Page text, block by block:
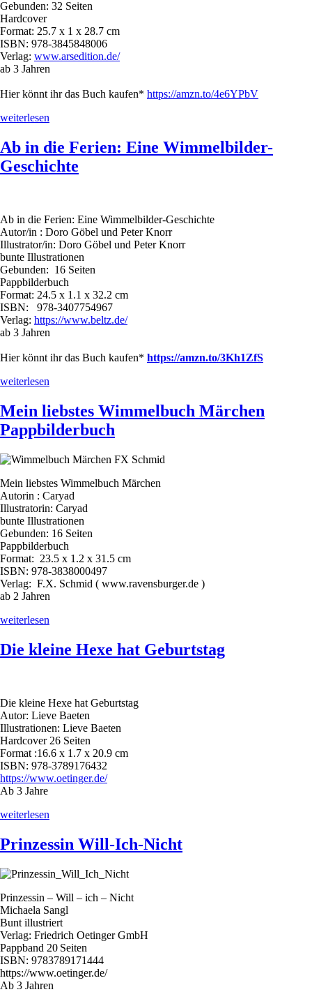
Gebunden: 32 Seiten
Hardcover
Format: 25.7 x 1 x 28.7 cm
ISBN: 978-3845848006
Verlag: www.arsedition.de/
ab 3 Jahren
Hier könnt ihr das Buch kaufen* https://amzn.to/4e6YPbV
„Was
die
kleine
Gans
weiterlesen
Ab in die Ferien: Eine Wimmelbilder-
Geschichte
Ab in die Ferien: Eine Wimmelbilder-Geschichte
Autor/in : Doro Göbel und Peter Knorr
Illustrator/in: Doro Göbel und Peter Knorr
bunte Illustrationen
Gebunden: 16 Seiten
Pappbilderbuch
Format: 24.5 x 1.1 x 32.2 cm
ISBN:
978-3407754967
Verlag: https://www.beltz.de/
ab 3 Jahren
Hier könnt ihr das Buch kaufen* https://amzn.to/3Kh1ZfS
„Ab
die
Ferien:
Eine
Geschichte“
weiterlesen
Mein liebstes Wimmelbuch Märchen
Pappbilderbuch
Mein liebstes Wimmelbuch Märchen
Autorin : Caryad
Illustratorin: Caryad
bunte Illustrationen
Gebunden: 16 Seiten
Pappbilderbuch
Format: 23.5 x 1.2 x 31.5 cm
ISBN: 978-3838000497
Verlag: F.X. Schmid ( www.ravensburger.de )
ab 2 Jahren
„Mein
Wimmelbuch
Märchen
weiterlesen
Die kleine Hexe hat Geburtstag
Die kleine Hexe hat Geburtstag
Autor: Lieve Baeten
Illustrationen: Lieve Baeten
Hardcover 26 Seiten
Format :16.6 x 1.7 x 20.9 cm
ISBN: 978-3789176432
https://www.oetinger.de/
Ab 3 Jahre
„Die
Hexe
hat
weiterlesen
Prinzessin Will-Ich-Nicht
Prinzessin – Will – ich – Nicht
Michaela Sangl
Bunt illustriert
Verlag: Friedrich Oetinger GmbH
Pappband 20 Seiten
ISBN: 9783789171444
https://www.oetinger.de/
Ab 3 Jahren